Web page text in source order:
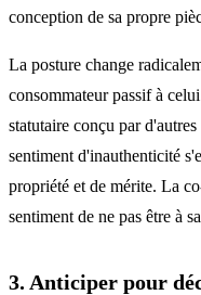
conception de sa propre
La posture change
consommateur passif à
statutaire conçu par
sentiment d'inauthenticité
propriété et de mérite. La
sentiment de ne pas être à
3. Anticiper pour